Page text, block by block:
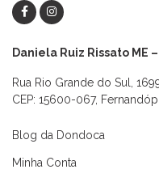
Daniela Ruiz Rissato ME
Rua Rio Grande do Sul,
CEP: 15600-067,
Blog da Dondoca
Minha Conta